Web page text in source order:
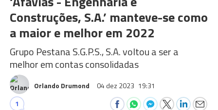
Construções, S.A.’ manteve-se como
a maior e melhor em 2022
Grupo Pestana S.G.P.S., S.A. voltou a ser a
melhor em contas consolidadas
Orlando Drumond 04 dez 2023 19:31
1